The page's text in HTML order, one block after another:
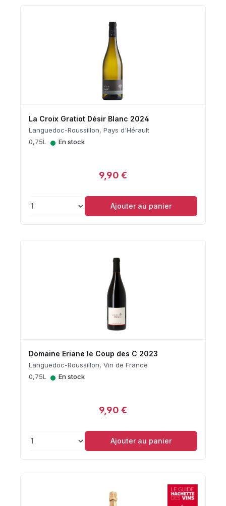
La Croix Gratiot Désir Blanc 2024
Languedoc-Roussillon, Pays d'Hérault
0,75L
• En stock
9,90 €
Ajouter au panier
Domaine Eriane le Coup des C 2023
Languedoc-Roussillon, Vin de France
0,75L
• En stock
9,90 €
Ajouter au panier